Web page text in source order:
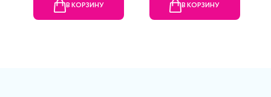
В КОРЗИНУ В КОРЗИНУ